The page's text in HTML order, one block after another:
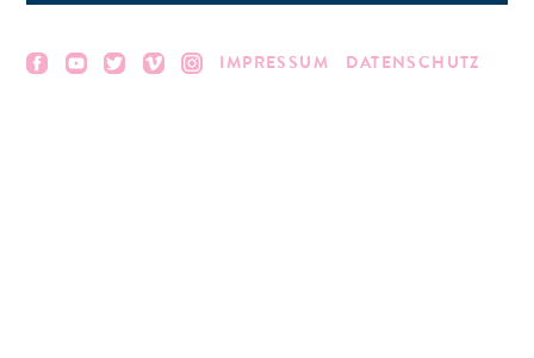
IMPRESSUM DATENSCHUTZ